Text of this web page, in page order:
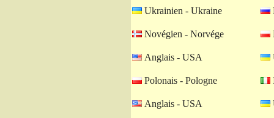
Ukrainien - Ukraine
Novégien - Norvége
Anglais - USA
Polonais - Pologne
Anglais - USA